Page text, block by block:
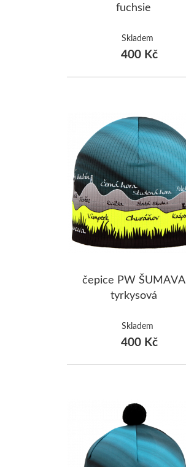
fuchsie
Skladem
400 Kč
čepice PW ŠUMAVA
tyrkysová
Skladem
400 Kč